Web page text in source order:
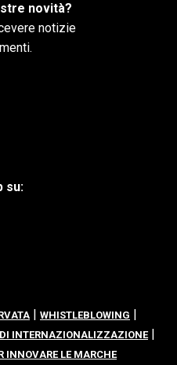
novità?
notizie
su:
| WHISTLEBLOWING |
INTERNAZIONALIZZAZIONE |
INNOVARE LE MARCHE